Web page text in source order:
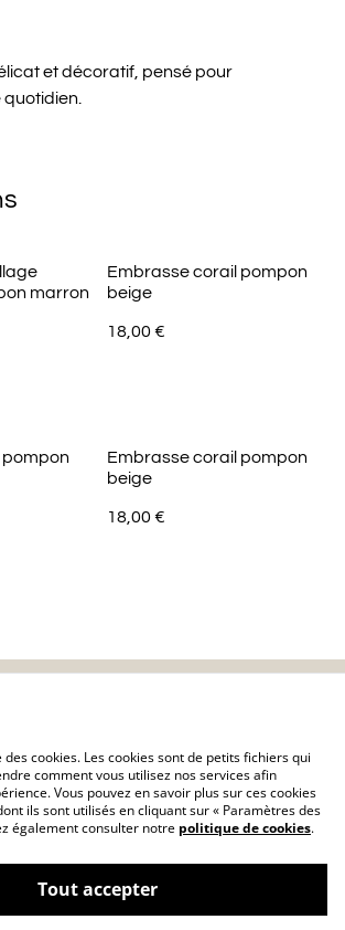
et décoratif, pensé pour
marron
Embrasse corail pompon
beige
18,00 €
pompon
Embrasse corail pompon
beige
18,00 €
cookies. Les cookies sont de petits fichiers qui
comment vous utilisez nos services afin
Vous pouvez en savoir plus sur ces cookies
ils sont utilisés en cliquant sur « Paramètres des
également consulter notre politique de cookies.
Tout accepter